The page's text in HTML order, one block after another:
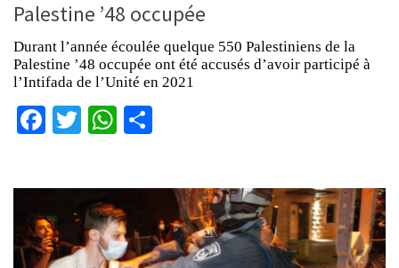
Palestine ’48 occupée
Durant l’année écoulée quelque 550 Palestiniens de la
Palestine ’48 occupée ont été accusés d’avoir participé à
l’Intifada de l’Unité en 2021
Facebook
TwitterWhatsApp